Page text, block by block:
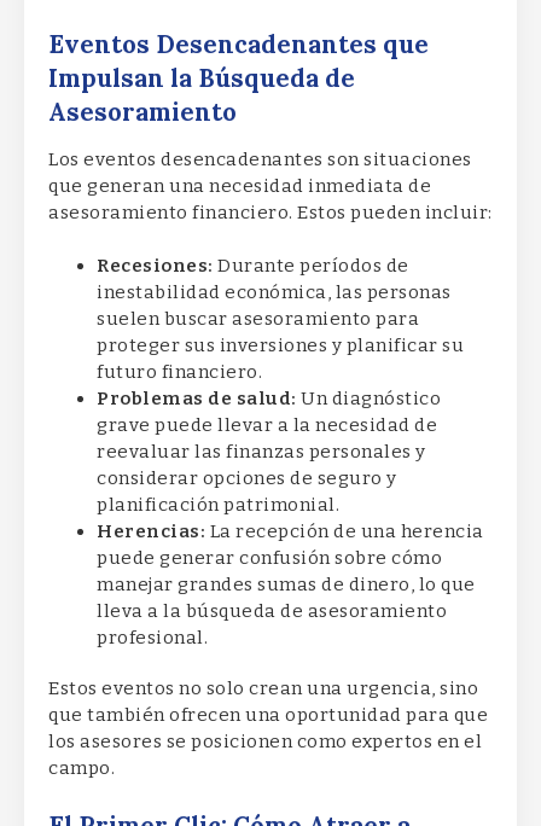
Eventos Desencadenantes que
Impulsan la Búsqueda de
Asesoramiento
Los eventos desencadenantes son situaciones
que generan una necesidad inmediata de
asesoramiento financiero. Estos pueden incluir:
Recesiones: Durante períodos de
inestabilidad económica, las personas
suelen buscar asesoramiento para
proteger sus inversiones y planificar su
futuro financiero.
Problemas de salud: Un diagnóstico
grave puede llevar a la necesidad de
reevaluar las finanzas personales y
considerar opciones de seguro y
planificación patrimonial.
Herencias: La recepción de una herencia
puede generar confusión sobre cómo
manejar grandes sumas de dinero, lo que
lleva a la búsqueda de asesoramiento
profesional.
Estos eventos no solo crean una urgencia, sino
que también ofrecen una oportunidad para que
los asesores se posicionen como expertos en el
campo.